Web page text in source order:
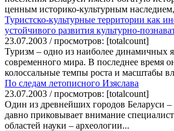
ценным историко-культурным
Туристско-культурные территории как
устойчивого развития культурно-
23.07.2003 / просмотров: [totalcount]
Туризм – одно из наиболее динамичных
современного мира. В последнее время
колоссальные темпы роста и масштабы
По следам летописного Изяслава
23.07.2003 / просмотров: [totalcount]
Один из древнейших городов Беларуси –
давно приковывает внимание
областей науки – археологии...